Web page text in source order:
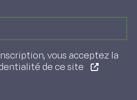
vous acceptez la
de ce site